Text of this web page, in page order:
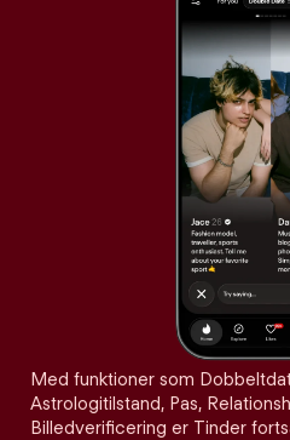
Med funktioner som
Astrologitilstand, Pas,
Billedverificering er Tinder